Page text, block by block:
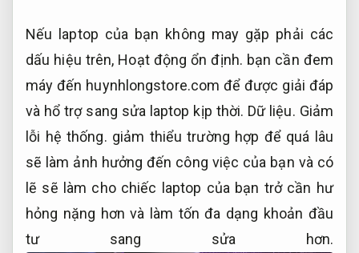
Nếu laptop của bạn không may gặp phải các
dấu hiệu trên, Hoạt động ổn định. bạn cần đem
máy đến huynhlongstore.com để được giải đáp
và hổ trợ sang sửa laptop kịp thời. Dữ liệu. Giảm
lỗi hệ thống. giảm thiểu trường hợp để quá lâu
sẽ làm ảnh hưởng đến công việc của bạn và có
lẽ sẽ làm cho chiếc laptop của bạn trở cần hư
hỏng nặng hơn và làm tốn đa dạng khoản đầu
tư sang sửa hơn.